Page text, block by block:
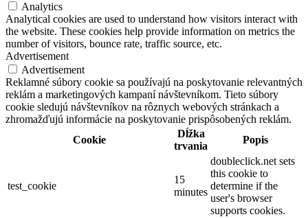
Analytics
Analytical cookies are used to understand how visitors interact with
the website. These cookies help provide information on metrics the
number of visitors, bounce rate, traffic source, etc.
Advertisement
Advertisement
Reklamné súbory cookie sa používajú na poskytovanie relevantných
reklám a marketingových kampaní návštevníkom. Tieto súbory
cookie sledujú návštevníkov na rôznych webových stránkach a
zhromažďujú informácie na poskytovanie prispôsobených reklám.
Cookie
Dĺžka
trvania
Popis
test_cookie
15
minutes
doubleclick.net sets
this cookie to
determine if the
user's browser
supports cookies.